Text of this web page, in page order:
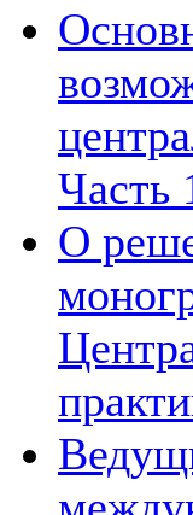
Часть
О